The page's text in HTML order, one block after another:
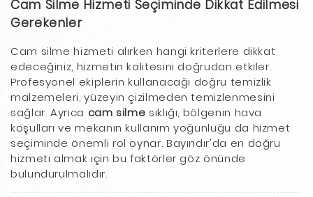
Cam Silme Hizmeti Seçiminde Dikkat Edilmesi
Gerekenler
Cam silme hizmeti alırken hangi kriterlere dikkat
edeceğiniz, hizmetin kalitesini doğrudan etkiler.
Profesyonel ekiplerin kullanacağı doğru temizlik
malzemeleri, yüzeyin çizilmeden temizlenmesini
sağlar. Ayrıca cam silme sıklığı, bölgenin hava
koşulları ve mekanın kullanım yoğunluğu da hizmet
seçiminde önemli rol oynar. Bayındır'da en doğru
hizmeti almak için bu faktörler göz önünde
bulundurulmalıdır.